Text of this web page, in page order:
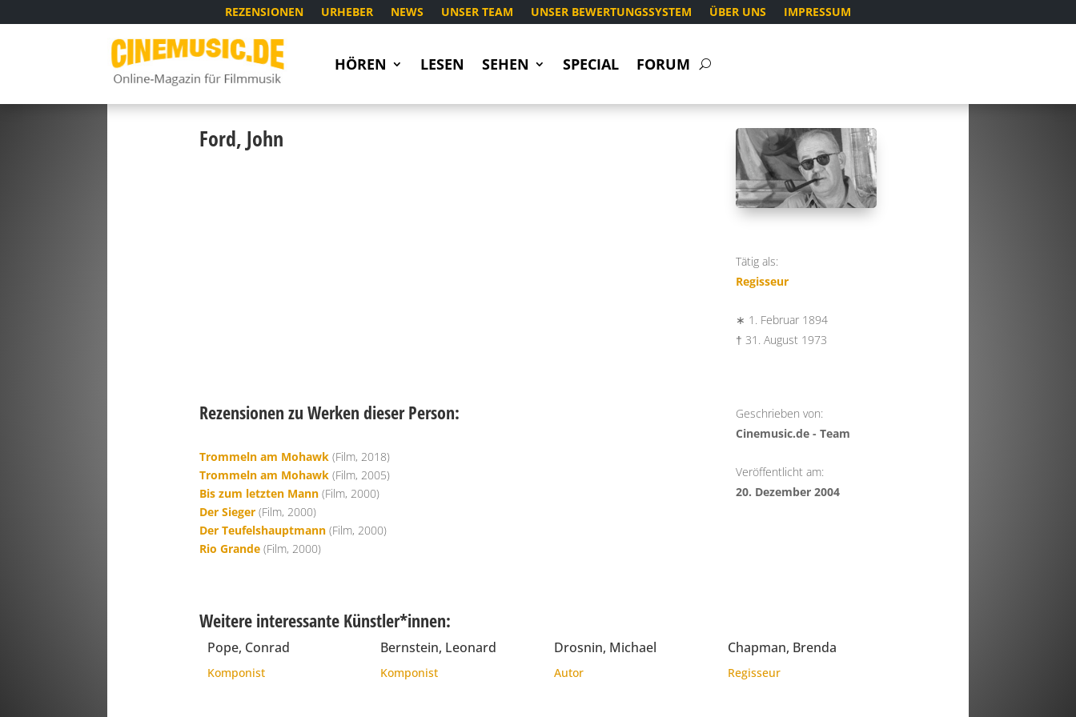
REZENSIONEN URHEBER NEWS UNSER TEAM UNSER BEWERTUNGSSYSTEM ÜBER UNS IMPRESSUM
HÖREN LESEN SEHEN SPECIAL FORUM
Ford, John
Tätig als:
Regisseur
∗ 1. Februar 1894
† 31. August 1973
Rezensionen zu Werken dieser Person:
Trommeln am Mohawk(Film, 2018)
Trommeln am Mohawk(Film, 2005)
Bis zum letzten Mann(Film, 2000)
Der Sieger(Film, 2000)
Der Teufelshauptmann(Film, 2000)
Rio Grande(Film, 2000)
Geschrieben von:
Cinemusic.de - Team
Veröffentlicht am:
20. Dezember 2004
Weitere interessante Künstler*innen:
Pope, Conrad
Komponist
Bernstein, Leonard
Komponist
Drosnin, Michael
Autor
Chapman, Brenda
Regisseur